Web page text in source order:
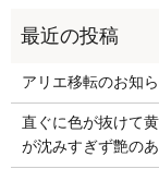
アリエ移転のお知
直ぐに色が抜けて
が沈みすぎず艶の